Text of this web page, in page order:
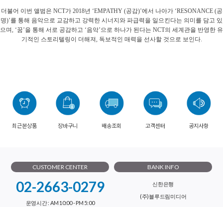
더불어 이번 앨범은 NCT가 2018년 ‘EMPATHY (공감)’에서 나아가 ‘RESONANCE (공
명)’를 통해 음악으로 교감하고 강력한 시너지와 파급력을 일으킨다는 의미를 담고 있
으며, ‘꿈’을 통해 서로 공감하고 ‘음악’으로 하나가 된다는 NCT의 세계관을 반영한 유
기적인 스토리텔링이 더해져, 독보적인 매력을 선사할 것으로 보인다.
최근본상품 장바구니 배송조회 고객센터 공지사항
CUSTOMER CENTER
02-2663-0279
운영시간 : AM 10:00 - PM 5:00
BANK INFO
신한은행
(주)블루드림미디어